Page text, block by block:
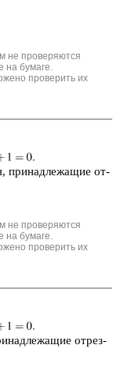
не проверяются
на бумаге.
проверить их
при­над­ле­жа­щие от­
не проверяются
на бумаге.
проверить их
от­рез­